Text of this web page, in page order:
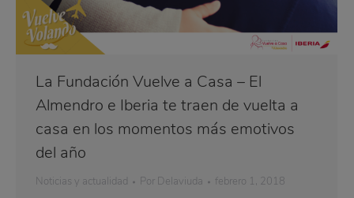
La Fundación Vuelve a Casa – El
Almendro e Iberia te traen de vuelta a
casa en los momentos más emotivos
del año
Noticias y actualidad Por Delaviuda febrero 1, 2018